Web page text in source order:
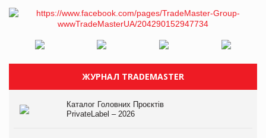
ЖУРНАЛ TRADEMASTER
Каталог Головних Проєктів
PrivateLabel – 2026